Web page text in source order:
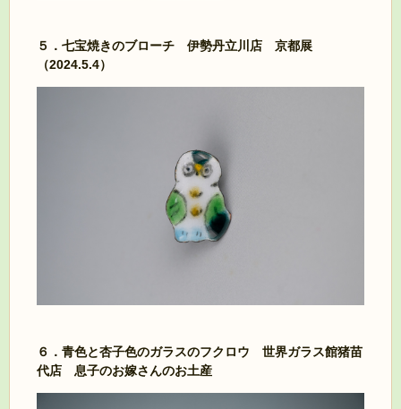
５．七宝焼きのブローチ 伊勢丹立川店 京都展
（2024.5.4）
６．青色と杏子色のガラスのフクロウ 世界ガラス館猪苗
代店 息子のお嫁さんのお土産